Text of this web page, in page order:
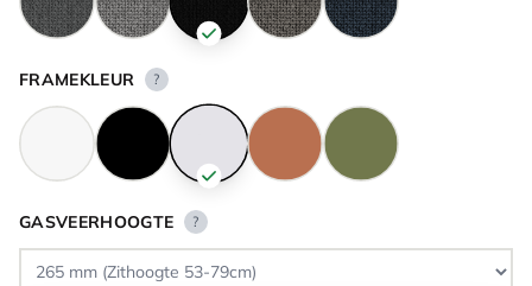
FRAMEKLEUR ?
GASVEERHOOGTE ?